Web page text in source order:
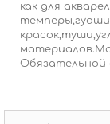
как для
Обязательной